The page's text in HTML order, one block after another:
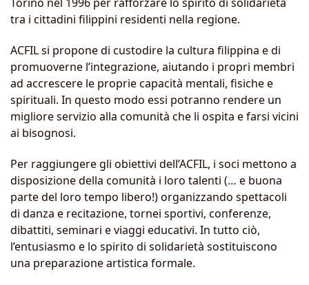
tra i cittadini filippini residenti nella regione.
ACFIL si propone di custodire la cultura filippina e di
promuoverne l’integrazione, aiutando i propri membri
ad accrescere le proprie capacità mentali, fisiche e
spirituali. In questo modo essi potranno rendere un
migliore servizio alla comunità che li ospita e farsi vicini
ai bisognosi.
Per raggiungere gli obiettivi dell’ACFIL, i soci mettono a
disposizione della comunità i loro talenti (… e buona
parte del loro tempo libero!) organizzando spettacoli
di danza e recitazione, tornei sportivi, conferenze,
dibattiti, seminari e viaggi educativi. In tutto ciò,
l’entusiasmo e lo spirito di solidarietà sostituiscono
una preparazione artistica formale.